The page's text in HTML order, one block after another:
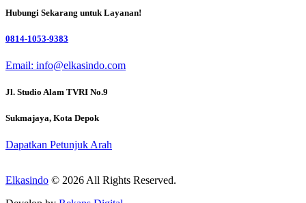
Hubungi Sekarang untuk Layanan!
0814-1053-9383
Email: info@elkasindo.com
Jl. Studio Alam TVRI No.9
Sukmajaya, Kota Depok
Dapatkan Petunjuk Arah
Elkasindo © 2026 All Rights Reserved.